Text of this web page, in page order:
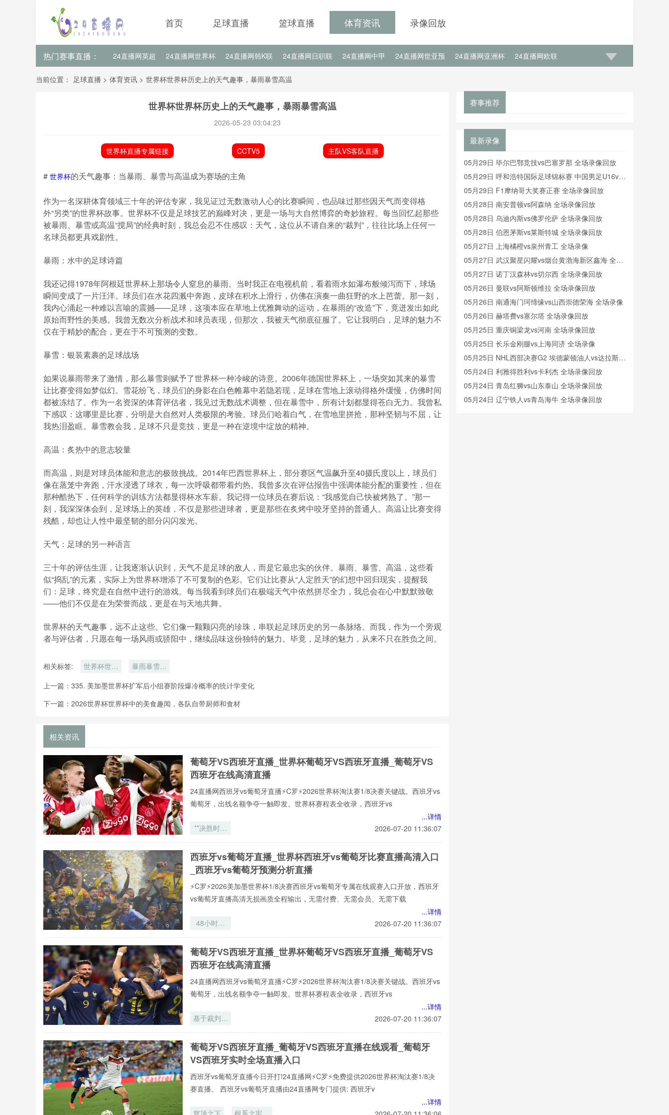
首页 足球直播 篮球直播 体育资讯 录像回放
热门赛事直播： 24直播网英超 24直播网世界杯 24直播网韩K联 24直播网日职联 24直播网中甲 24直播网世亚预 24直播网亚洲杯 24直播网欧联
24直播网意甲 24直播网法甲 24直播网西甲 24直播网德甲
当前位置： 足球直播 > 体育资讯 > 世界杯世界杯历史上的天气趣事，暴雨暴雪高温
世界杯世界杯历史上的天气趣事，暴雨暴雪高温
2026-05-23 03:04:23
世界杯直播专属链接 CCTV5 主队VS客队直播
# 世界杯的天气趣事：当暴雨、暴雪与高温成为赛场的主角
作为一名深耕体育领域三十年的评估专家，我见证过无数激动人心的比赛瞬间，也品味过那些因天气而变得格
外“另类”的世界杯故事。世界杯不仅是足球技艺的巅峰对决，更是一场与大自然博弈的奇妙旅程。每当回忆起那些
被暴雨、暴雪或高温“搅局”的经典时刻，我总会忍不住感叹：天气，这位从不请自来的“裁判”，往往比场上任何一
名球员都更具戏剧性。
暴雨：水中的足球诗篇
我还记得1978年阿根廷世界杯上那场令人窒息的暴雨。当时我正在电视机前，看着雨水如瀑布般倾泻而下，球场
瞬间变成了一片汪洋。球员们在水花四溅中奔跑，皮球在积水上滑行，仿佛在演奏一曲狂野的水上芭蕾。那一刻，
我内心涌起一种难以言喻的震撼——足球，这项本应在草地上优雅舞动的运动，在暴雨的“改造”下，竟迸发出如此
原始而野性的美感。我曾无数次分析战术和球员表现，但那次，我被天气彻底征服了。它让我明白，足球的魅力不
仅在于精妙的配合，更在于不可预测的变数。
暴雪：银装素裹的足球战场
如果说暴雨带来了激情，那么暴雪则赋予了世界杯一种冷峻的诗意。2006年德国世界杯上，一场突如其来的暴雪
让比赛变得如梦似幻。雪花纷飞，球员们的身影在白色帷幕中若隐若现，足球在雪地上滚动得格外缓慢，仿佛时间
都被冻结了。作为一名资深的体育评估者，我见过无数战术调整，但在暴雪中，所有计划都显得苍白无力。我曾私
下感叹：这哪里是比赛，分明是大自然对人类极限的考验。球员们哈着白气，在雪地里拼抢，那种坚韧与不屈，让
我热泪盈眶。暴雪教会我，足球不只是竞技，更是一种在逆境中绽放的精神。
高温：炙热中的意志较量
而高温，则是对球员体能和意志的极致挑战。2014年巴西世界杯上，部分赛区气温飙升至40摄氏度以上，球员们
像在蒸笼中奔跑，汗水浸透了球衣，每一次呼吸都带着灼热。我曾多次在评估报告中强调体能分配的重要性，但在
那种酷热下，任何科学的训练方法都显得杯水车薪。我记得一位球员在赛后说：“我感觉自己快被烤熟了。”那一
刻，我深深体会到，足球场上的英雄，不仅是那些进球者，更是那些在炙烤中咬牙坚持的普通人。高温让比赛变得
残酷，却也让人性中最坚韧的部分闪闪发光。
天气：足球的另一种语言
三十年的评估生涯，让我逐渐认识到，天气不是足球的敌人，而是它最忠实的伙伴。暴雨、暴雪、高温，这些看
似“捣乱”的元素，实际上为世界杯增添了不可复制的色彩。它们让比赛从“人定胜天”的幻想中回归现实，提醒我
们：足球，终究是在自然中进行的游戏。每当我看到球员们在极端天气中依然拼尽全力，我总会在心中默默致敬
——他们不仅是在为荣誉而战，更是在与天地共舞。
世界杯的天气趣事，远不止这些。它们像一颗颗闪亮的珍珠，串联起足球历史的另一条脉络。而我，作为一个旁观
者与评估者，只愿在每一场风雨或骄阳中，继续品味这份独特的魅力。毕竟，足球的魅力，从来不只在胜负之间。
相关标签:
世界杯世界
天气趣事
暴雨暴雪高
上一篇： 335. 美加墨世界杯扩军后小组赛阶段爆冷概率的统计学变化
下一篇： 2026世界杯世界杯中的美食趣闻，各队自带厨师和食材
相关资讯
葡萄牙VS西班牙直播_世界杯葡萄牙VS西班牙直播_葡萄牙VS
西班牙在线高清直播
24直播网西班牙vs葡萄牙直播⚡️C罗⚡️2026世界杯淘汰赛1/8决赛关键战。西班牙vs
葡萄牙，出线名额争夺一触即发。世界杯赛程表全收录，西班牙vs
...详情
**决胜时刻
世界杯点球
大战前的第
2026-07-20 11:36:07
西班牙vs葡萄牙直播_世界杯西班牙vs葡萄牙比赛直播高清入口
_西班牙vs葡萄牙预测分析直播
⚡️C罗⚡️2026美加墨世界杯1/8决赛西班牙vs葡萄牙专属在线观赛入口开放，西班牙
vs葡萄牙直播高清无损画质全程输出，无需付费、无需会员、无需下载
...详情
48小时生
极端赛程下
的体能恢复
系统重构
2026-07-20 11:36:07
葡萄牙VS西班牙直播_世界杯葡萄牙VS西班牙直播_葡萄牙VS
西班牙在线高清直播
24直播网西班牙vs葡萄牙直播⚡️C罗⚡️2026世界杯淘汰赛1/8决赛关键战。西班牙vs
葡萄牙，出线名额争夺一触即发。世界杯赛程表全收录，西班牙vs
...详情
基于裁判实
别挑战与智
能演进策略
2026年美
加墨世界杯
2026-07-20 11:36:07
葡萄牙VS西班牙直播_葡萄牙VS西班牙直播在线观看_葡萄牙
VS西班牙实时全场直播入口
西班牙vs葡萄牙直播今日开打!24直播网⚡️C罗⚡️免费提供2026世界杯淘汰赛1/8决
赛直播。 西班牙vs葡萄牙直播由24直播网专门提供: 西班牙v
...详情
穹顶之下
根系之牢：
赛事推荐
最新录像
05月29日 毕尔巴鄂竞技vs巴塞罗那 全场录像回放
05月29日 呼和浩特国际足球锦标赛 中国男足U16vs
沙特U16 全场录像
05月29日 F1摩纳哥大奖赛正赛 全场录像回放
05月28日 南安普顿vs阿森纳 全场录像回放
05月28日 乌迪内斯vs佛罗伦萨 全场录像回放
05月28日 伯恩茅斯vs莱斯特城 全场录像回放
05月27日 上海橘橙vs泉州青工 全场录像
05月27日 武汉聚星闪耀vs烟台黄渤海新区鑫海 全场
录像
05月27日 诺丁汉森林vs切尔西 全场录像回放
05月26日 曼联vs阿斯顿维拉 全场录像回放
05月26日 南通海门珂缔缘vs山西崇德荣海 全场录像
05月26日 赫塔费vs塞尔塔 全场录像回放
05月25日 重庆铜梁龙vs河南 全场录像回放
05月25日 长乐金刚腿vs上海同济 全场录像
05月25日 NHL西部决赛G2 埃德蒙顿油人vs达拉斯星
全场录像回放
05月24日 利雅得胜利vs卡利杰 全场录像回放
05月24日 青岛红狮vs山东泰山 全场录像回放
05月24日 辽宁铁人vs青岛海牛 全场录像回放